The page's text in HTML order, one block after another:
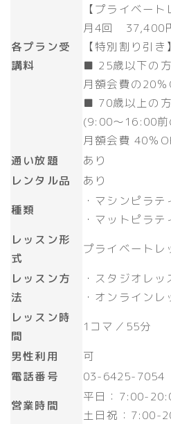
各プラン受
講料
【プライベート
月4回 37,400
【特別割り引き】
■ 25歳以下の
月額会費の20％
■ 70歳以上の
(9:00～16:00前
月額会費 40％
通い放題
あり
レンタル品
あり
種類
・マシンピラテ
・マットピラテ
レッスン形
式
プライベートレ
レッスン方
法
・スタジオレッ
・オンラインレ
レッスン時
間
1コマ／55分
男性利用
可
電話番号
03-6425-7054
営業時間
平日：7:00-
土日祝：7:00-